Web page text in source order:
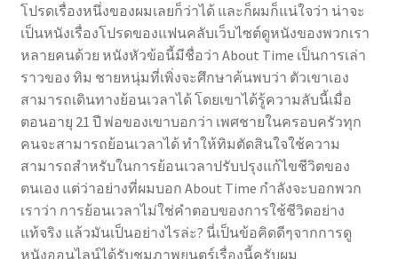
โปรดเรื่องหนึ่งของผมเลยก็ว่าได้ และก็ผมก็แน่ใจว่า น่าจะ
เป็นหนังเรื่องโปรดของแฟนคลับเว็บไซต์ดูหนังของพวกเรา
หลายคนด้วย หนังหัวข้อนี้มีชื่อว่า About Time เป็นการเล่า
ราวของ ทิม ชายหนุ่มที่เพิ่งจะศึกษาค้นพบว่า ตัวเขาเอง
สามารถเดินทางย้อนเวลาได้ โดยเขาได้รู้ความลับนี้เมื่อ
ตอนอายุ 21 ปี พ่อของเขาบอกว่า เพศชายในครอบครัวทุก
คนจะสามารถย้อนเวลาได้ ทำให้ทิมตัดสินใจใช้ความ
สามารถสำหรับในการย้อนเวลาปรับปรุงแก้ไขชีวิตของ
ตนเอง แต่ว่าอย่างที่ผมบอก About Time กำลังจะบอกพวก
เราว่า การย้อนเวลาไม่ใช่คำตอบของการใช้ชีวิตอย่าง
แท้จริง แล้วมันเป็นอย่างไรล่ะ? นี่เป็นข้อคิดดีๆจากการดู
หนังออนไลน์ได้รับชมภาพยนตร์เรื่องนี้ครับผม